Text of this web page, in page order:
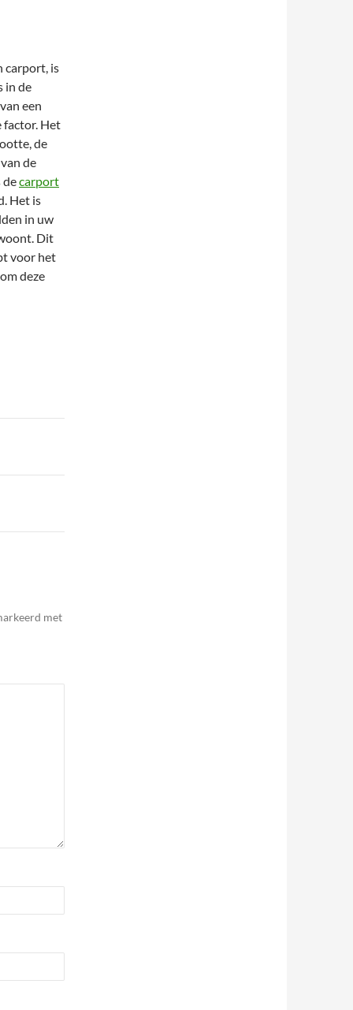
carport, is
in de
een
factor. Het
de
de
decarport
Het is
in uw
Dit
voor het
deze
met